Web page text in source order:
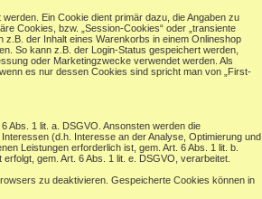
Ein Cookie dient primär dazu, die Angaben zu
Cookies, bzw. „Session-Cookies“ oder „transiente
der Inhalt eines Warenkorbs in einem Onlineshop
So kann z.B. der Login-Status gespeichert werden,
oder Marketingzwecke verwendet werden. Als
es nur dessen Cookies sind spricht man von „First-
Abs. 1 lit. a. DSGVO. Ansonsten werden die
(d.h. Interesse an der Analyse, Optimierung und
Leistungen erforderlich ist, gem. Art. 6 Abs. 1 lit. b.
gem. Art. 6 Abs. 1 lit. e. DSGVO, verarbeitet.
zu deaktivieren. Gespeicherte Cookies können in